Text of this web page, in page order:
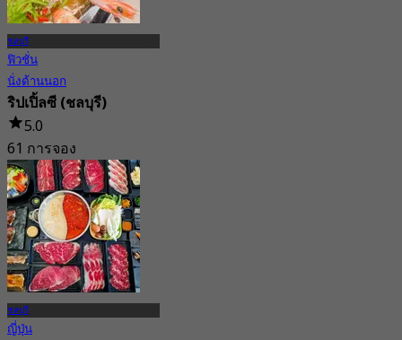
ชลบุรี
ฟิวชั่น
นั่งด้านนอก
ริปเปิ้ลซี (ชลบุรี)
5.0
61 การจอง
จาก฿ 516.66
ชลบุรี
ญี่ปุ่น